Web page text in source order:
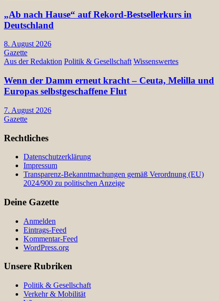
„Ab nach Hause“ auf Rekord-Bestsellerkurs in
Deutschland
8. August 2026
Gazette
Aus der Redaktion Politik & Gesellschaft Wissenswertes
Wenn der Damm erneut kracht – Ceuta, Melilla und
Europas selbstgeschaffene Flut
7. August 2026
Gazette
Rechtliches
Datenschutzerklärung
Impressum
Transparenz-Bekanntmachungen gemäß Verordnung (EU)
2024/900 zu politischen Anzeige
Deine Gazette
Anmelden
Eintrags-Feed
Kommentar-Feed
WordPress.org
Unsere Rubriken
Politik & Gesellschaft
Verkehr & Mobilität